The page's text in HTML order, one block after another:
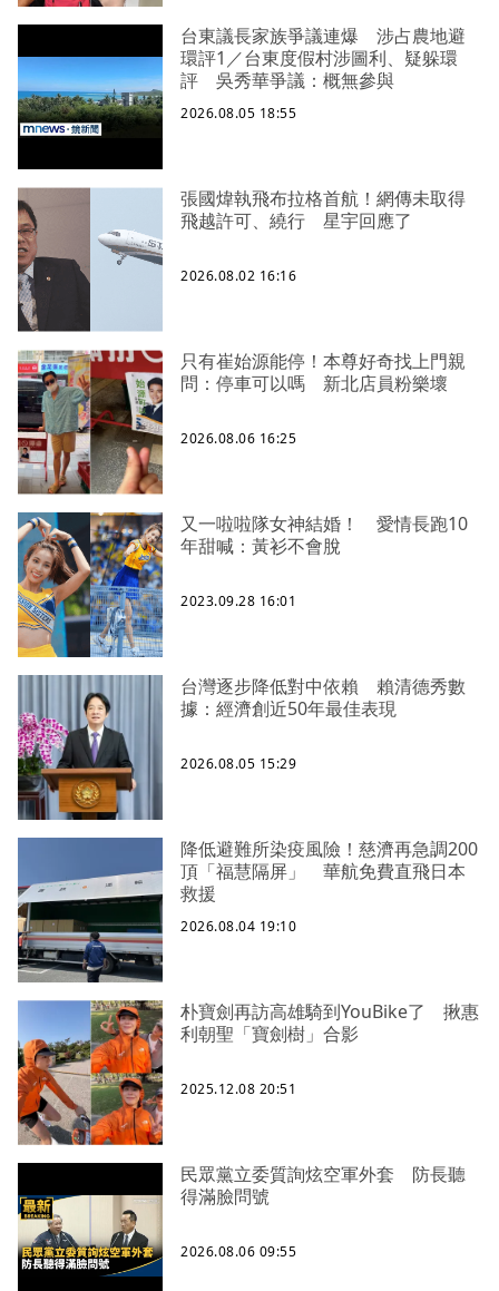
台東議長家族爭議連爆 涉占農地避
環評1／台東度假村涉圖利、疑躲環
評 吳秀華爭議：概無參與
2026.08.05 18:55
張國煒執飛布拉格首航！網傳未取得
飛越許可、繞行 星宇回應了
2026.08.02 16:16
只有崔始源能停！本尊好奇找上門親
問：停車可以嗎 新北店員粉樂壞
2026.08.06 16:25
又一啦啦隊女神結婚！ 愛情長跑10
年甜喊：黃衫不會脫
2023.09.28 16:01
台灣逐步降低對中依賴 賴清德秀數
據：經濟創近50年最佳表現
2026.08.05 15:29
降低避難所染疫風險！慈濟再急調200
頂「福慧隔屏」 華航免費直飛日本
救援
2026.08.04 19:10
朴寶劍再訪高雄騎到YouBike了 揪惠
利朝聖「寶劍樹」合影
2025.12.08 20:51
民眾黨立委質詢炫空軍外套 防長聽
得滿臉問號
2026.08.06 09:55